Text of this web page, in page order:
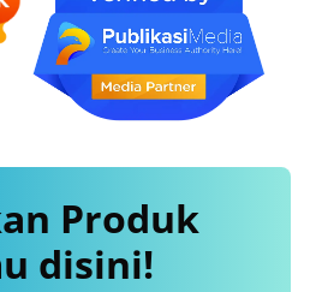
Produk
disini!